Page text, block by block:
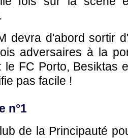
devra d'abord sortir
adversaires à la
le FC Porto, Besiktas
pas facile !
n°1
de la Principauté